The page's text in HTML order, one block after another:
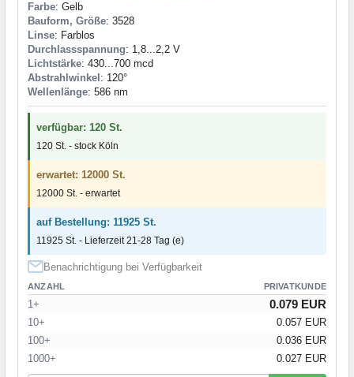
Farbe: Gelb
Bauform, Größe: 3528
Linse: Farblos
Durchlassspannung: 1,8...2,2 V
Lichtstärke: 430...700 mcd
Abstrahlwinkel : 120°
Wellenlänge: 586 nm
verfügbar: 120 St.
120 St. - stock Köln
erwartet: 12000 St.
12000 St. - erwartet
auf Bestellung: 11925 St.
11925 St. - Lieferzeit 21-28 Tag (e)
Benachrichtigung bei Verfügbarkeit
ANZAHL PRIVATKUNDE
1+ 0.079 EUR
10+
0.057 EUR
100+
0.036 EUR
1000+
0.027 EUR